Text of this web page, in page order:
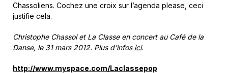
Chassoliens. Cochez une croix sur l’agenda please, ceci
justifie cela.
Christophe Chassol et La Classe en concert au Café de la
Danse, le 31 mars 2012. Plus d’infos ici.
http://www.myspace.com/Laclassepop